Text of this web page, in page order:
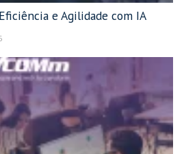
e Agilidade com IA